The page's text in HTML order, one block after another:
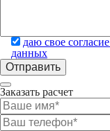
даю свое
данных
Заказать расчет